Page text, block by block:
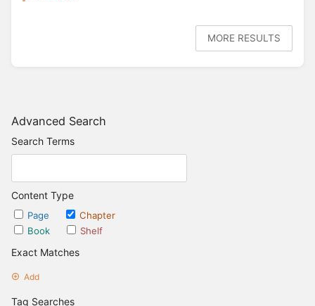
Advanced Search
Search Terms
Content Type
Page
Chapter
Book
Shelf
Exact Matches
Add
Tag Searches
MORE RESULTS